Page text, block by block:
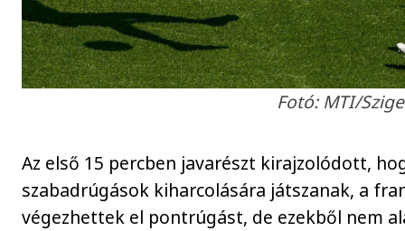
Fotó: MTI/
Az első 15 percben javarészt kirajzolódott,
szabadrúgások kiharcolására játszanak, a
végezhettek el pontrúgást, de ezekből nem